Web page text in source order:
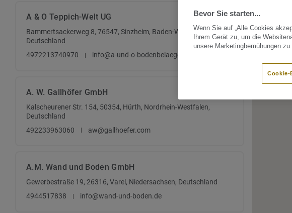
A & O Teppich-Welt UG
Bammertsackerweg 8, 76547, Sinzheim, Baden-Württemberg,
Deutschland
4972213740970
info@a-und-o-bodenbelaege.de
A. W. Gallhöfer GmbH
Kalscheurener Str. 154, 50354, Hürth, Nordrhein-Westfalen,
Deutschland
492233963060
aw@gallhoefer.com
A.M. Wand und Boden GmbH
Gewerbestraße 19, 26316, Varel, Niedersachsen, Deutschland
4944517838
info@wand-und-boden.de
Bevor Sie starten...
Wenn Sie auf „Alle Cookies
Ihrem Gerät zu, um die
unsere Marketingbemühungen
Cookie-